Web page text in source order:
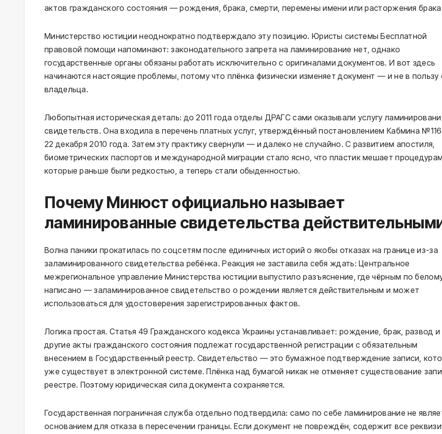
актов гражданского состояния — рождения, брака, смерти, перемены имени или расторжения
Министерство юстиции неоднократно подтверждало эту позицию. Юристы системы Бесплатной
правовой помощи напоминают: законодательного запрета на ламинирование нет, однако
государственные органы обязаны работать исключительно с оригиналами документов. И вот здесь
начинаются настоящие проблемы, потому что плёнка физически изменяет документ — и не в пользу
владельца.
Любопытная историческая деталь: до 2011 года отделы ДРАГС сами оказывали услугу
свидетельств. Она входила в перечень платных услуг, утверждённый постановлением Кабмина
22 декабря 2010 года. Затем эту практику свернули — и далеко не случайно. С развитием апостиля,
биометрических паспортов и международной миграции стало ясно, что пластик мешает процедурам,
которые раньше были редкостью, а теперь стали обыденностью.
Почему Минюст официально называет
ламинированные свидетельства
Волна паники прокатилась по соцсетям после единичных историй о якобы отказах на границе из-за
заламинированного свидетельства ребёнка. Реакция не заставила себя ждать: Центральное
межрегиональное управление Министерства юстиции выпустило разъяснение, где чёрным по
написано — заламинированное свидетельство о рождении является действительным и может
использоваться для удостоверения зарегистрированных фактов.
Логика простая. Статья 49 Гражданского кодекса Украины устанавливает: рождение, брак, развод и
другие акты гражданского состояния подлежат государственной регистрации с обязательным
внесением в Государственный реестр. Свидетельство — это бумажное подтверждение записи,
уже существует в электронной системе. Плёнка над бумагой никак не отменяет существование
реестре. Поэтому юридическая сила документа сохраняется.
Государственная пограничная служба отдельно подтвердила: само по себе ламинирование не
основанием для отказа в пересечении границы. Если документ не повреждён, содержит все